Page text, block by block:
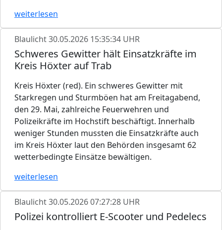
weiterlesen
Blaulicht30.05.2026 15:35:34 UHR
Schweres Gewitter hält Einsatzkräfte im
Kreis Höxter auf Trab
Kreis Höxter (red). Ein schweres Gewitter mit
Starkregen und Sturmböen hat am Freitagabend,
den 29. Mai, zahlreiche Feuerwehren und
Polizeikräfte im Hochstift beschäftigt. Innerhalb
weniger Stunden mussten die Einsatzkräfte auch
im Kreis Höxter laut den Behörden insgesamt 62
wetterbedingte Einsätze bewältigen.
weiterlesen
Blaulicht30.05.2026 07:27:28 UHR
Polizei kontrolliert E-Scooter und Pedelecs